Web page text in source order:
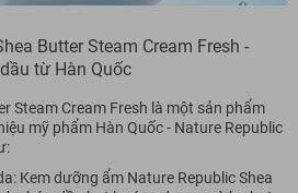
Butter Steam Cream Fresh -
từ Hàn Quốc
Steam Cream Fresh là một sản phẩm
mỹ phẩm Hàn Quốc - Nature Republic
Kem dưỡng ẩm Nature Republic Shea